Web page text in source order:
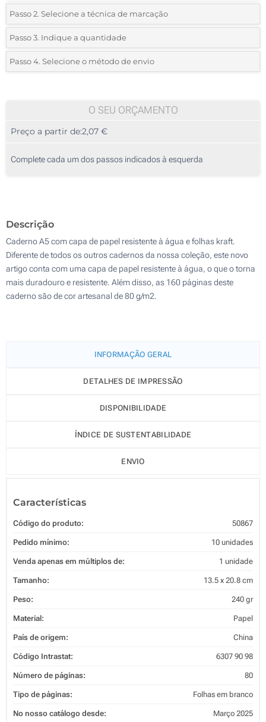
Passo 2. Selecione a técnica de marcação
*Selecione o tipo de marcação e as cores do logotipo:
1 Cor (Na frente)
Impressão digital (Na frente)
Passo 3. Indique a quantidade
*Quantidade mínima:10
20
50
Outra :
Passo 4. Selecione o método de envio
O SEU ORÇAMENTO
Preço a partir de:2,07 €
Complete cada um dos passos indicados à esquerda
Descrição
Caderno A5 com capa de papel resistente à água e folhas kraft.
Diferente de todos os outros cadernos da nossa coleção, este novo
artigo conta com uma capa de papel resistente à água, o que o torna
mais duradouro e resistente. Além disso, as 160 páginas deste
caderno são de cor artesanal de 80 g/m2.
INFORMAÇÃO GERAL
DETALHES DE IMPRESSÃO
DISPONIBILIDADE
ÍNDICE DE SUSTENTABILIDADE
ENVIO
Características
Código do produto: 50867
Pedido mínimo: 10 unidades
Venda apenas em múltiplos de: 1 unidade
Tamanho: 13.5 x 20.8 cm
Peso: 240 gr
Material: Papel
País de origem: China
Código Intrastat: 6307 90 98
Número de páginas: 80
Tipo de páginas: Folhas em branco
No nosso catálogo desde: Março 2025